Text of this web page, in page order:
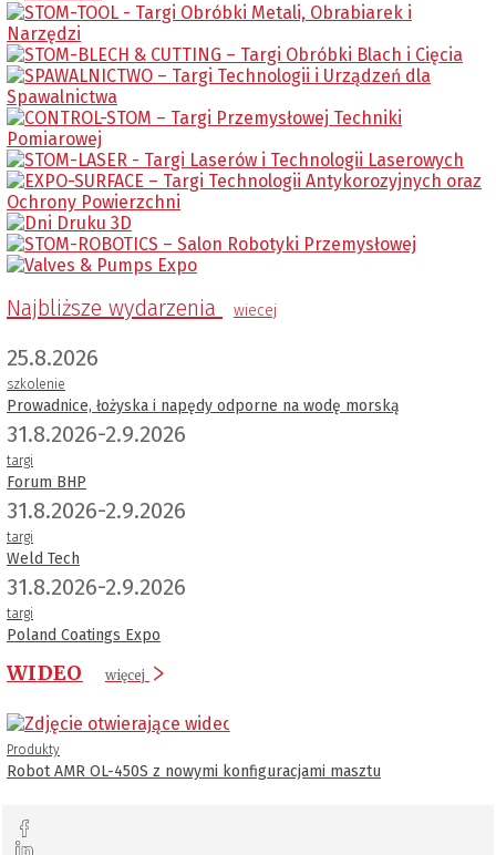
Najbliższe wydarzenia wiecej
25.8.2026
szkolenie
Prowadnice, łożyska i napędy odporne na wodę morską
31.8.2026-2.9.2026
targi
Forum BHP
31.8.2026-2.9.2026
targi
Weld Tech
31.8.2026-2.9.2026
targi
Poland Coatings Expo
WIDEO więcej
Produkty
Robot AMR OL-450S z nowymi konfiguracjami masztu